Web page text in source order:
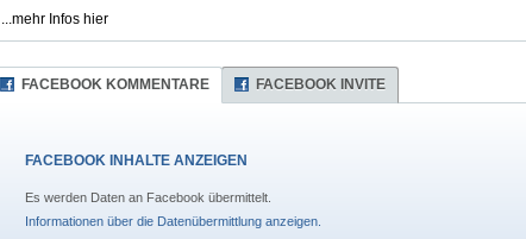
...mehr Infos hier
FACEBOOK KOMMENTARE FACEBOOK INVITE
FACEBOOK INHALTE ANZEIGEN
Es werden Daten an Facebook übermittelt.
Informationen über die Datenübermittlung anzeigen.